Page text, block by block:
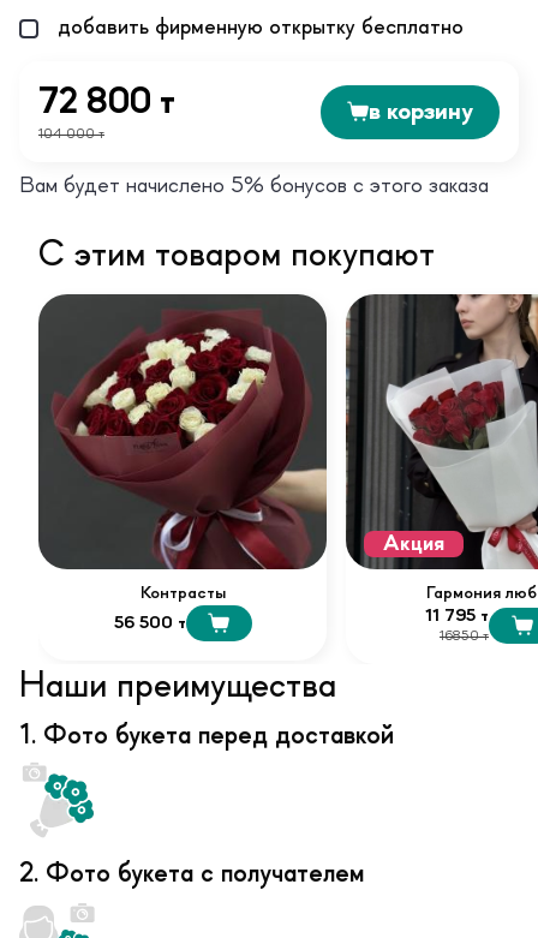
добавить фирменную открытку бесплатно
72 800 т
104 000 т
в корзину
Вам будет начислено 5% бонусов с этого заказа
С этим товаром покупают
Контрасты
56 500 т
Акция
Гармония
11 795 т
16850 т
Наши преимущества
1. Фото букета перед доставкой
2. Фото букета с получателем